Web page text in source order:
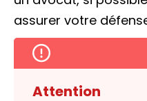
assurer votre
Attention